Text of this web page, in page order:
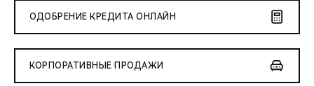
ОДОБРЕНИЕ КРЕДИТА ОНЛАЙН
КОРПОРАТИВНЫЕ ПРОДАЖИ